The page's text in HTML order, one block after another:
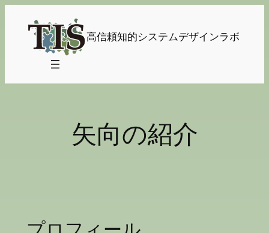
高信頼知的システムデザインラボ
矢向の紹介